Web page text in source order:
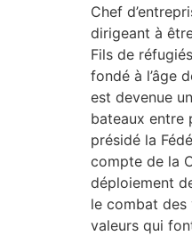
Chef
dirigeant à
Fils de
fondé à l’âge
est devenue
bateaux entre
présidé la
compte de la
déploiement
le combat des
valeurs qui